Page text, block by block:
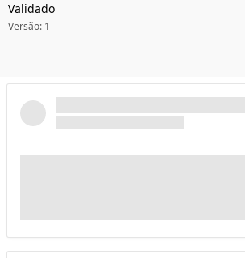
Validado
Versão: 1